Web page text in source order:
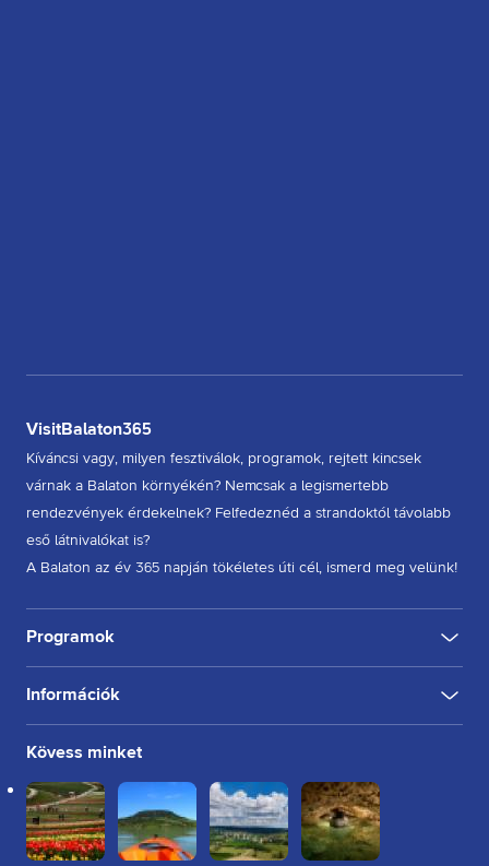
VisitBalaton365
Kíváncsi vagy, milyen fesztiválok, programok, rejtett kincsek
várnak a Balaton környékén? Nemcsak a legismertebb
rendezvények érdekelnek? Felfedeznéd a strandoktól távolabb
eső látnivalókat is?
A Balaton az év 365 napján tökéletes úti cél, ismerd meg velünk!
Programok
KULTÚRA FESZTIVÁL
TÚRA, SÉTA
KERÉKPÁROZÁS
Információk
Rólunk
Kapcsolat
Partnereink
Felhasználási feltételek
Adatkezelési tájékoztató
Kövess minket